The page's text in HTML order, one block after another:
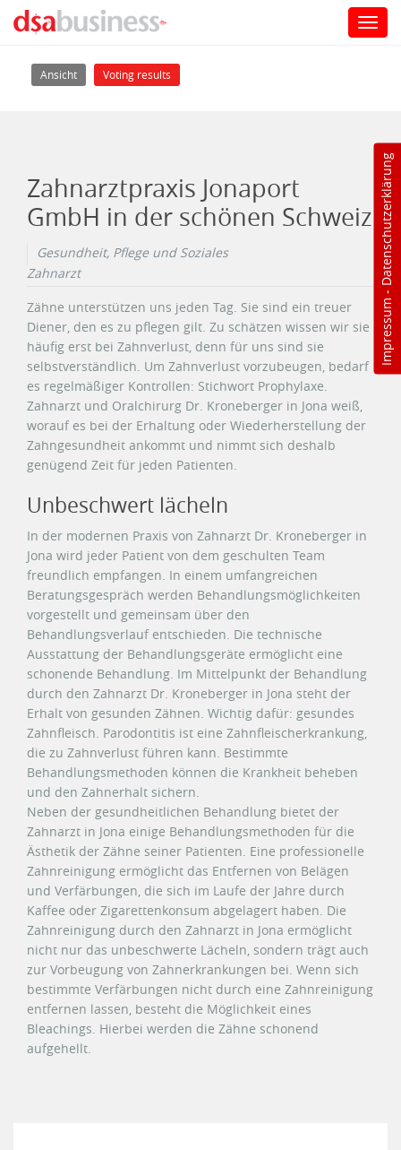
Impressum
-
Datenschutzerklärung
Haupt-Reiter
Ansicht (aktiver Reiter)
Voting results
Zahnarztpraxis Jonaport
GmbH in der schönen Schweiz
Gesundheit, Pflege und Soziales
Zahnarzt
Zähne unterstützen uns jeden Tag. Sie sind ein treuer
Diener, den es zu pflegen gilt. Zu schätzen wissen wir sie
häufig erst bei Zahnverlust, denn für uns sind sie
selbstverständlich. Um Zahnverlust vorzubeugen, bedarf
es regelmäßiger Kontrollen: Stichwort Prophylaxe.
Zahnarzt und Oralchirurg Dr. Kroneberger in Jona weiß,
worauf es bei der Erhaltung oder Wiederherstellung der
Zahngesundheit ankommt und nimmt sich deshalb
genügend Zeit für jeden Patienten.
Unbeschwert lächeln
In der modernen Praxis von Zahnarzt Dr. Kroneberger in
Jona wird jeder Patient von dem geschulten Team
freundlich empfangen. In einem umfangreichen
Beratungsgespräch werden Behandlungsmöglichkeiten
vorgestellt und gemeinsam über den
Behandlungsverlauf entschieden. Die technische
Ausstattung der Behandlungsgeräte ermöglicht eine
schonende Behandlung. Im Mittelpunkt der Behandlung
durch den Zahnarzt Dr. Kroneberger in Jona steht der
Erhalt von gesunden Zähnen. Wichtig dafür: gesundes
Zahnfleisch. Parodontitis ist eine Zahnfleischerkrankung,
die zu Zahnverlust führen kann. Bestimmte
Behandlungsmethoden können die Krankheit beheben
und den Zahnerhalt sichern.
Neben der gesundheitlichen Behandlung bietet der
Zahnarzt in Jona einige Behandlungsmethoden für die
Ästhetik der Zähne seiner Patienten. Eine professionelle
Zahnreinigung ermöglicht das Entfernen von Belägen
und Verfärbungen, die sich im Laufe der Jahre durch
Kaffee oder Zigarettenkonsum abgelagert haben. Die
Zahnreinigung durch den Zahnarzt in Jona ermöglicht
nicht nur das unbeschwerte Lächeln, sondern trägt auch
zur Vorbeugung von Zahnerkrankungen bei. Wenn sich
bestimmte Verfärbungen nicht durch eine Zahnreinigung
entfernen lassen, besteht die Möglichkeit eines
Bleachings. Hierbei werden die Zähne schonend
aufgehellt.